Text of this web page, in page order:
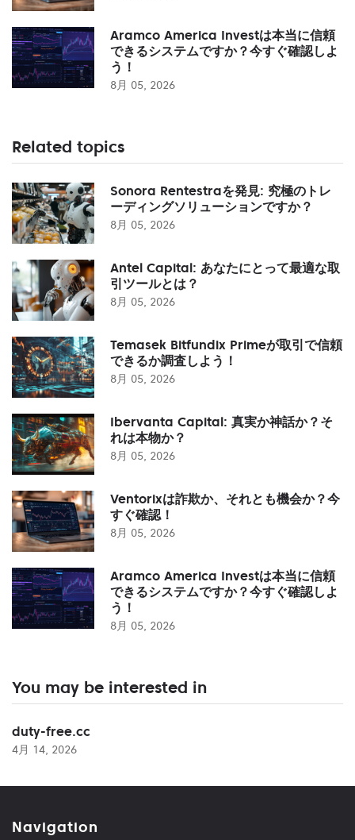
Aramco America Investは本当に信頼
できるシステムですか？今すぐ確認しよ
う！
8月 05, 2026
Related topics
Sonora Rentestraを発見: 究極のトレ
ーディングソリューションですか？
8月 05, 2026
Antel Capital: あなたにとって最適な取
引ツールとは？
8月 05, 2026
Temasek Bitfundix Primeが取引で信頼
できるか調査しよう！
8月 05, 2026
Ibervanta Capital: 真実か神話か？そ
れは本物か？
8月 05, 2026
Ventorixは詐欺か、それとも機会か？今
すぐ確認！
8月 05, 2026
Aramco America Investは本当に信頼
できるシステムですか？今すぐ確認しよ
う！
8月 05, 2026
You may be interested in
duty-free.cc
4月 14, 2026
Navigation